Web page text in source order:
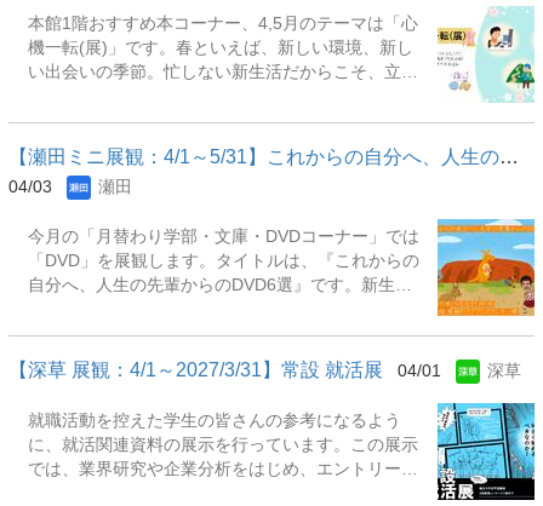
ート・論文作成法・質的研究をはじめるための30の
基礎スキル : おさえておきたい実践の手引き・伝わ
るプレゼン資料作成成功の実践法則50 : 相手をうな
ずかせるための「考え方」と「実践ノウハウ」・テ
プンキャンパス時など）の開催 ・留学生クラスでの
本の紹介をとおした交流 ・図書館クイズラリーの開
催 ・図書館ワークショップ、講演会の開催 ・全国
ビブリオバトル、全国中学校ビブリオバトルの運営
・選書ツアー、Web選書への参加 ・ミニ展観の開催
・大学図書館学生協働交流シンポジウムへの参加
など これまでのライブラリーサポーターの活動につ
いては、図書館報『来・ぶらり』や広報誌『Libれ
ぽ！』をご覧ください。 ◎活動時間 ボランティア
スタッフですので、時間の拘束はありません。 授業
の合間などの、皆さんの空いている時間で自由に活
本館1階おすすめ本コーナー、4,5月のテーマは「心
機一転(展)」です。春といえば、新しい環境、新し
い出会いの季節。忙しない新生活だからこそ、立ち
で、今まで気づかなかった新しい自分を見つけられ
るような本を選定いたしました。心機一転、日々を
鮮やかに彩る「はじまりの1冊」をぜひ手に取って
みませんか。 ※リブアドとは瀬田図書館ライブラリ
だ学生アシスタントスタッフの事です。ライブラリ
ーアドバイザーは利用者のお困りごとをサポートを
する仕事をしたり、新着本やＤＶＤ、おすすめ本等
っています。 展示期間：2026年4月1日（水）～
2026年5月30日（土）展示場所：瀬田図書館 本館
の絶景を望む近江の山歩き16選 : 湖北・湖東・湖
南・湖西をめぐる山々』 『いきなりプログラミング
Python』 『琵琶湖の釣魚大全 : 22種の生態・釣り
方・道具がわかる超入門書』 『自炊の壁 : 料理の
【瀬田ミニ展観：4/1～5/31】これからの自分へ、人生の先輩からの...
04/03 瀬田
今月の「月替わり学部・文庫・DVDコーナー」では
「DVD」を展観します。タイトルは、『これからの
自分へ、人生の先輩からのDVD6選』です。新生活
生の先輩たちの言葉に耳を傾けてみませんか。本展
では、それぞれの道を切り拓いてきたプロたちの生
き方を収めたDVDを6作品選びました。成功だけで
が、これからのあなたの選択のヒントになるはずで
す。未来へ踏み出す一歩のそばに、先輩たちの声
を。ぜひこの機会にお試しください。（自動化書架
【深草 展観：4/1～2027/3/31】常設 就活展 04/01 深草
就職活動を控えた学生の皆さんの参考になるよう
に、就活関連資料の展示を行っています。この展示
では、業界研究や企業分析をはじめ、エントリーシ